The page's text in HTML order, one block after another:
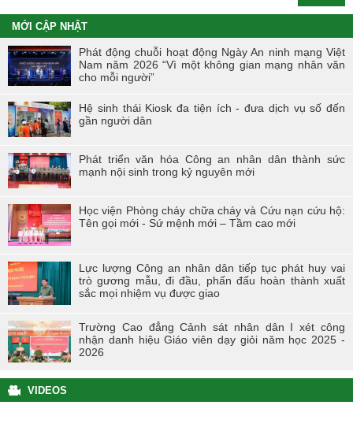
MỚI CẬP NHẬT
Phát động chuỗi hoạt động Ngày An ninh mạng Việt
Nam năm 2026 “Vì một không gian mạng nhân văn
cho mỗi người”
Hệ sinh thái Kiosk đa tiện ích - đưa dịch vụ số đến
gần người dân
Phát triển văn hóa Công an nhân dân thành sức
mạnh nội sinh trong kỷ nguyên mới
Học viện Phòng cháy chữa cháy và Cứu nạn cứu hộ:
Tên gọi mới - Sứ mệnh mới – Tầm cao mới
Lực lượng Công an nhân dân tiếp tục phát huy vai
trò gương mẫu, đi đầu, phấn đấu hoàn thành xuất
sắc mọi nhiệm vụ được giao
Trường Cao đẳng Cảnh sát nhân dân I xét công
nhận danh hiệu Giáo viên dạy giỏi năm học 2025 -
2026
VIDEOS